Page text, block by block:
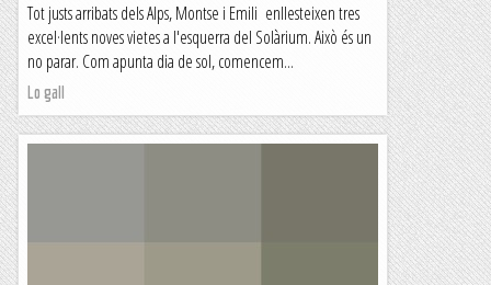
Tot justs arribats dels Alps, Montse i Emili enllesteixen tres
excel·lents noves vietes a l'esquerra del Solàrium. Això és un
no parar. Com apunta dia de sol, comencem...
Lo gall